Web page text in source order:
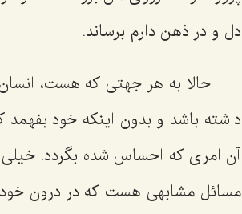
دل و در ذهن دارم برساند.
حالا به هر جهتی که هست،
داشته باشد و بدون اینکه خود
آن امری که احساس شده بگردد. خیلی
مسائل مشابهی هست که در درون